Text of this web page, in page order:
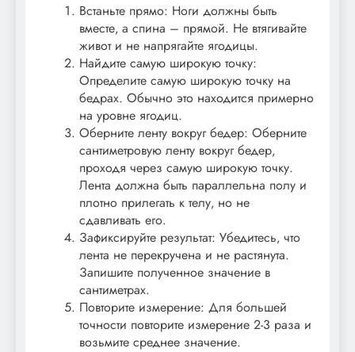
Встаньте прямо: Ноги должны быть
вместе‚ а спина – прямой. Не втягивайте
живот и не напрягайте ягодицы.
Найдите самую широкую точку:
Определите самую широкую точку на
бедрах. Обычно это находится примерно
на уровне ягодиц.
Оберните ленту вокруг бедер: Оберните
сантиметровую ленту вокруг бедер‚
проходя через самую широкую точку.
Лента должна быть параллельна полу и
плотно прилегать к телу‚ но не
сдавливать его.
Зафиксируйте результат: Убедитесь‚ что
лента не перекручена и не растянута.
Запишите полученное значение в
сантиметрах.
Повторите измерение: Для большей
точности повторите измерение 2-3 раза и
возьмите среднее значение.